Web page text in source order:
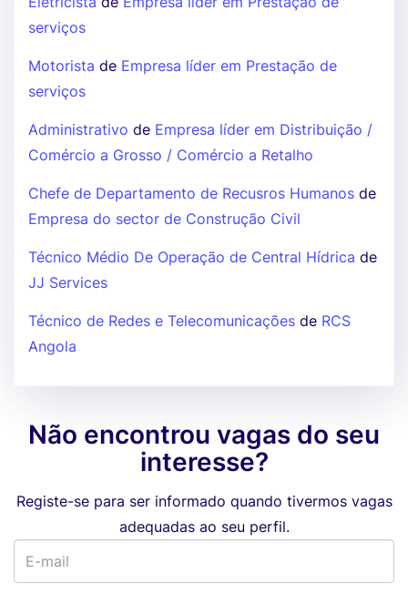
serviços
Motorista de Empresa líder em Prestação de
serviços
Administrativo de Empresa líder em Distribuição /
Comércio a Grosso / Comércio a Retalho
Chefe de Departamento de Recusros Humanos de
Empresa do sector de Construção Civil
Técnico Médio De Operação de Central Hídrica de
JJ Services
Técnico de Redes e Telecomunicações de RCS
Angola
Não encontrou vagas do seu
interesse?
Registe-se para ser informado quando tivermos vagas
adequadas ao seu perfil.